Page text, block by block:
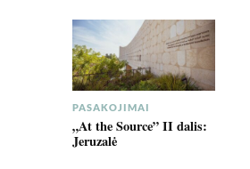
PASAKOJIMAI
„At the Source” II dalis:
Jeruzalė